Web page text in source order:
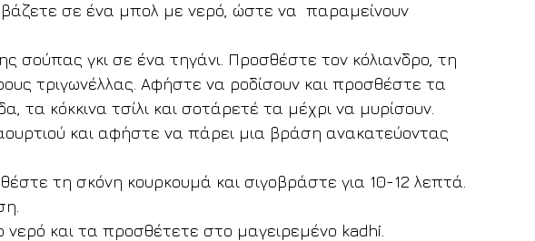
βάζετε σε ένα μπολ με νερό, ώστε να  παραμείνουν
σούπας γκι σε ένα τηγάνι. Προσθέστε τον κόλιανδρο, τη
τριγωνέλλας. Αφήστε να ροδίσουν και προσθέστε τα
τα κόκκινα τσίλι και σοτάρετέ τα μέχρι να μυρίσουν.
και αφήστε να πάρει μια βράση ανακατεύοντας
τη σκόνη κουρκουμά και σιγοβράστε για 10-12 λεπτά.
και τα προσθέτετε στο μαγειρεμένο kadhi.